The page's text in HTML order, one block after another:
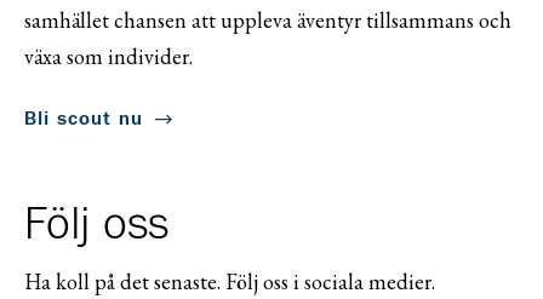
samhället chansen att uppleva äventyr tillsammans och
växa som individer.
Bli scout nu
Följ oss
Ha koll på det senaste. Följ oss i sociala medier.